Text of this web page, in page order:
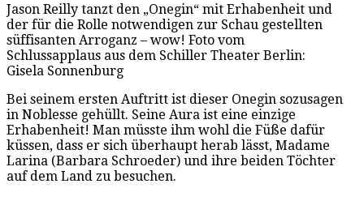
Jason Reilly tanzt den „Onegin“ mit Erhabenheit und
der für die Rolle notwendigen zur Schau gestellten
süffisanten Arroganz – wow! Foto vom
Schlussapplaus aus dem Schiller Theater Berlin:
Gisela Sonnenburg
Bei seinem ersten Auftritt ist dieser Onegin sozusagen
in Noblesse gehüllt. Seine Aura ist eine einzige
Erhabenheit! Man müsste ihm wohl die Füße dafür
küssen, dass er sich überhaupt herab lässt, Madame
Larina (Barbara Schroeder) und ihre beiden Töchter
auf dem Land zu besuchen.